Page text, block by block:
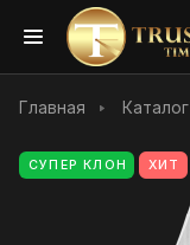
Главная Каталог
СУПЕР КЛОН ХИТ